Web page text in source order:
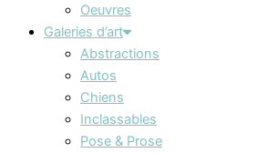
Oeuvres
Galeries d’art
Abstractions
Autos
Chiens
Inclassables
Pose & Prose